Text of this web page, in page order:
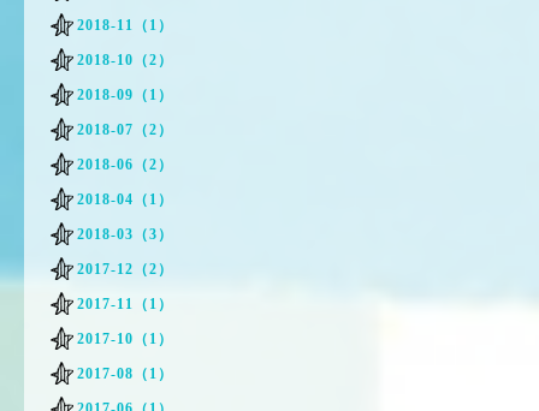
2018-11（1）
2018-10（2）
2018-09（1）
2018-07（2）
2018-06（2）
2018-04（1）
2018-03（3）
2017-12（2）
2017-11（1）
2017-10（1）
2017-08（1）